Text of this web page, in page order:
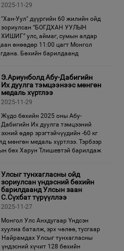
2025-11-29
"Хан-Уул" дүүргийн 60 жилийн ойд
зориулсан “БОГДХАН УУЛЫН
ХИШИГ” улс, аймаг, сумын алдар
өнөөдөр 11:00 цагт Монгол
Бөхийн барилдаанд
Э.Ариунболд Абу-Дабигийн
Их дуулга тэмцээнээс мөнгөн
медаль хүртлээ
2025-11-29
Жүдо бөхийн 2025 оны Абу-
Дабигийн Их дуулга тэмцээний
эхний өдөр эрэгтэйчүүдийн -60 кг
мөнгөн медаль хүртлээ. Тэрбээр
бөх Харун Тлишевтэй барилдаж
Улсыг тунхагласны ойд
зориулсан үндэсний бөхийн
барилдаанд Улсын заан
С.Сүхбат түрүүллээ
2025-11-27
Монгол Улс Анхдугаар Үндсэн
хуулиа баталж, эрх чөлөө, тусгаар
Найрамдах Улсыг тунхагласны
хүчит 128 бөхийн